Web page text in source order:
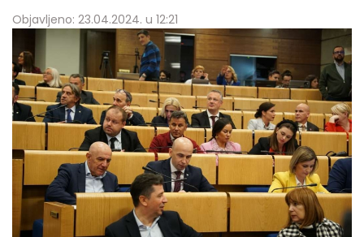
Objavljeno: 23.04.2024. u 12:21